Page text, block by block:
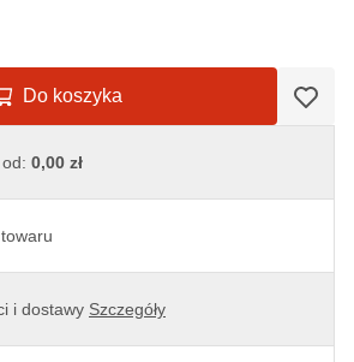
Do koszyka
od: 0,00 zł
i dostawy Szczegóły